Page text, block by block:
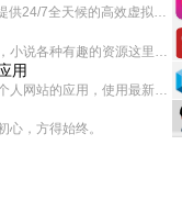
您的智能AI助手解决方案。提供24/7全天候的高效虚拟员工服务，助力个人和组织提升生产力、激发创新潜能。
在线工具，在线游戏，电影，小说各种有趣的资源这里都有
用
这是一款能帮助你快速构建个人网站的应用，使用最新的前端技术栈，集成登录、鉴权、手机、邮箱、数据库、博客、文章、支付等等网站所需要的功能，你只需要花几个小时开发你的核心功能就可以上线，一次购买，永久拥有
心，方得始终。